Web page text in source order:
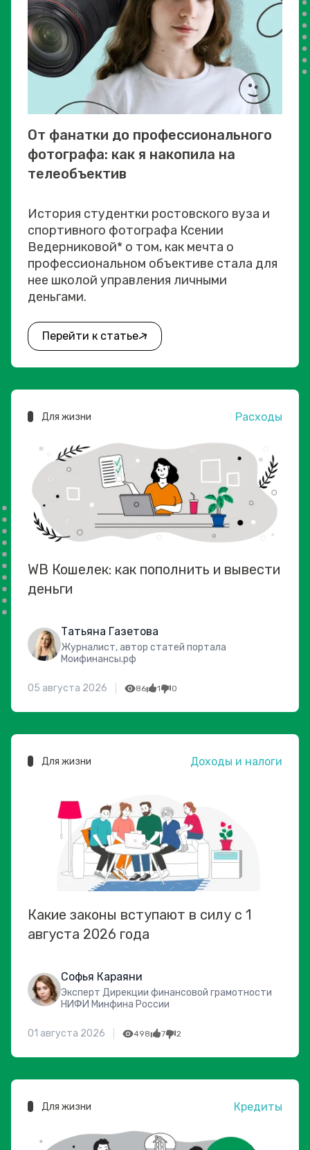
От фанатки до профессионального
фотографа: как я накопила на
телеобъектив
История студентки ростовского вуза и
спортивного фотографа Ксении
Ведерниковой* о том, как мечта о
профессиональном объективе стала для
нее школой управления личными
деньгами.
Перейти к статье
Для жизни Расходы
WB Кошелек: как пополнить и вывести
деньги
Татьяна Газетова
Журналист, автор статей портала
Моифинансы.рф
05 августа 2026 86 1 0
Для жизни Доходы и налоги
Какие законы вступают в силу с 1
августа 2026 года
Софья Караяни
Эксперт Дирекции финансовой грамотности
НИФИ Минфина России
01 августа 2026 498 7 2
Для жизни Кредиты